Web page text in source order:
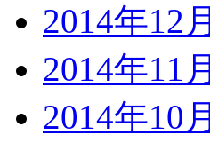
2014年12月
2014年11月
2014年10月